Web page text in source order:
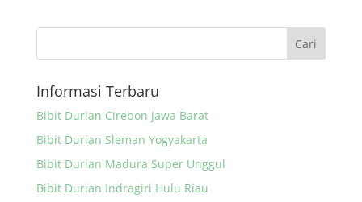
Informasi Terbaru
Bibit Durian Cirebon Jawa Barat
Bibit Durian Sleman Yogyakarta
Bibit Durian Madura Super Unggul
Bibit Durian Indragiri Hulu Riau